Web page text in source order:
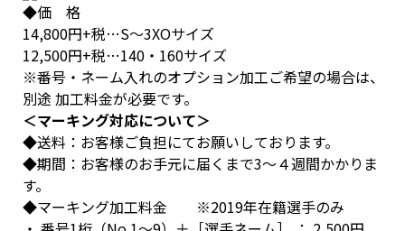
◆価 格
14,800円+税…S～3XOサイズ
12,500円+税…140・160サイズ
※番号・ネーム入れのオプション加工ご希望の場合は、
別途 加工料金が必要です。
＜マーキング対応について＞
◆送料：お客様ご負担にてお願いしております。
◆期間：お客様のお手元に届くまで3～４週間かかりま
す。
◆マーキング加工料金 ※2019年在籍選手のみ